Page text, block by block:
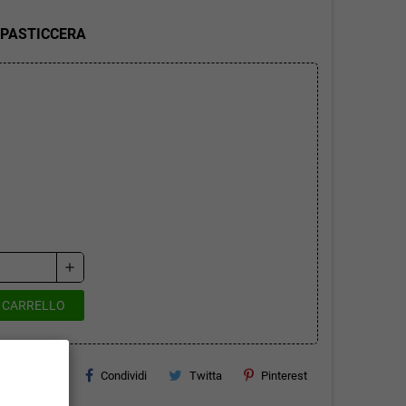
add
Condividi Twitta Pinterest